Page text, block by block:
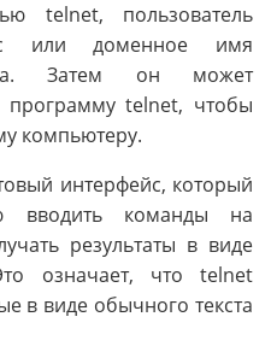
telnet, пользователь
или доменное имя
Затем он может
программу telnet, чтобы
компьютеру.
интерфейс, который
вводить команды на
результаты в виде
означает, что telnet
в виде обычного текста